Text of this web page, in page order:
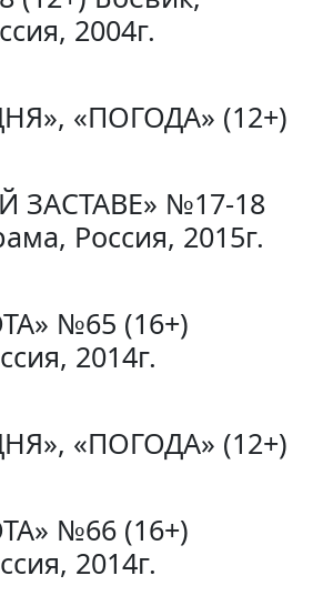
2004г.
«ПОГОДА» (12+)
ЗАСТАВЕ» №17-18
Россия, 2015г.
№65 (16+)
2014г.
«ПОГОДА» (12+)
№66 (16+)
2014г.